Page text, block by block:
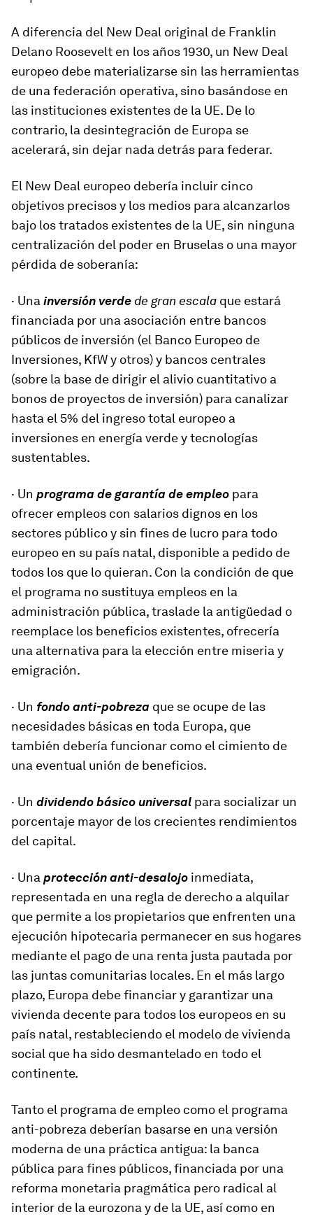
A diferencia del New Deal original de Franklin
Delano Roosevelt en los años 1930, un New Deal
europeo debe materializarse sin las herramientas
de una federación operativa, sino basándose en
las instituciones existentes de la UE. De lo
contrario, la desintegración de Europa se
acelerará, sin dejar nada detrás para federar.
El New Deal europeo debería incluir cinco
objetivos precisos y los medios para alcanzarlos
bajo los tratados existentes de la UE, sin ninguna
centralización del poder en Bruselas o una mayor
pérdida de soberanía:
· Una inversión verdede gran escala que estará
financiada por una asociación entre bancos
públicos de inversión (el Banco Europeo de
Inversiones, KfW y otros) y bancos centrales
(sobre la base de dirigir el alivio cuantitativo a
bonos de proyectos de inversión) para canalizar
hasta el 5% del ingreso total europeo a
inversiones en energía verde y tecnologías
sustentables.
· Un programa de garantía de empleo para
ofrecer empleos con salarios dignos en los
sectores público y sin fines de lucro para todo
europeo en su país natal, disponible a pedido de
todos los que lo quieran. Con la condición de que
el programa no sustituya empleos en la
administración pública, traslade la antigüedad o
reemplace los beneficios existentes, ofrecería
una alternativa para la elección entre miseria y
emigración.
· Un fondo anti-pobreza que se ocupe de las
necesidades básicas en toda Europa, que
también debería funcionar como el cimiento de
una eventual unión de beneficios.
· Un dividendo básico universal para socializar un
porcentaje mayor de los crecientes rendimientos
del capital.
· Una protección anti-desalojo inmediata,
representada en una regla de derecho a alquilar
que permite a los propietarios que enfrenten una
ejecución hipotecaria permanecer en sus hogares
mediante el pago de una renta justa pautada por
las juntas comunitarias locales. En el más largo
plazo, Europa debe financiar y garantizar una
vivienda decente para todos los europeos en su
país natal, restableciendo el modelo de vivienda
social que ha sido desmantelado en todo el
continente.
Tanto el programa de empleo como el programa
anti-pobreza deberían basarse en una versión
moderna de una práctica antigua: la banca
pública para fines públicos, financiada por una
reforma monetaria pragmática pero radical al
interior de la eurozona y de la UE, así como en